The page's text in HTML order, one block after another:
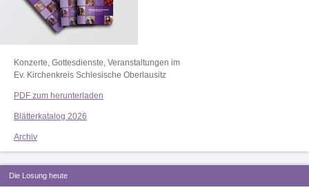
Konzerte, Gottesdienste, Veranstaltungen im
Ev. Kirchenkreis Schlesische Oberlausitz
PDF zum herunterladen
Blätterkatalog 2026
Archiv
Die Losung heute